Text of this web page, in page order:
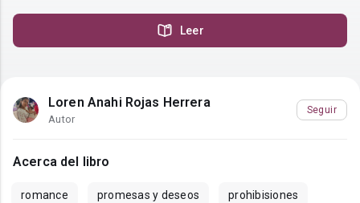
Leer
Loren Anahi Rojas Herrera
Autor
Seguir
Acerca del libro
romance promesas y deseos prohibisiones